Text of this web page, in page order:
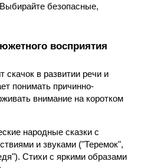
безопасные,
восприятия
скачок в развитии речи и
понимать причинно-
внимание на коротком
народные сказки с
и звуками ("Теремок",
Стихи с яркими образами